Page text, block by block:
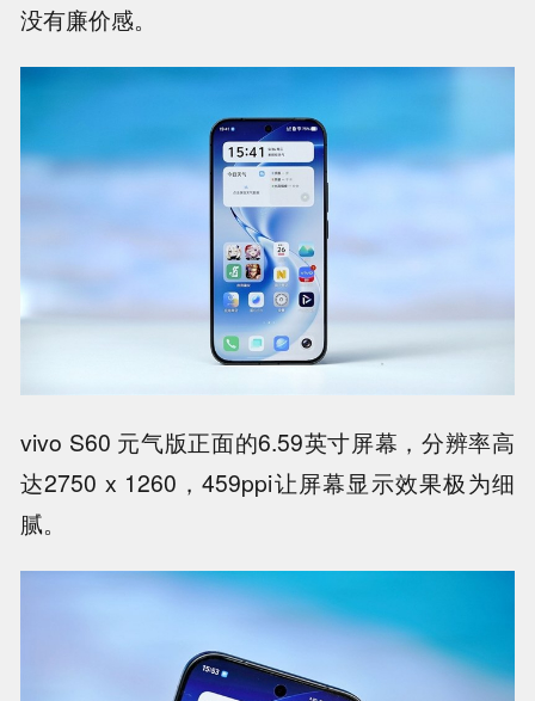
没有廉价感。
vivo S60 元气版正面的6.59英寸屏幕，分辨率高
达2750 x 1260，459ppi让屏幕显示效果极为细
腻。